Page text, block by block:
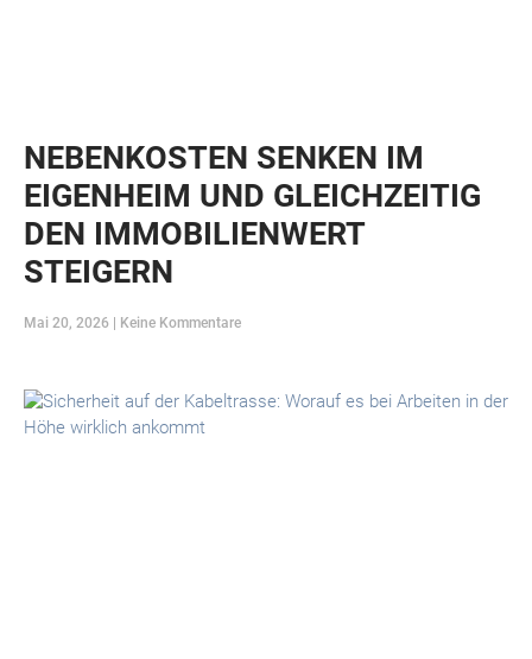
NEBENKOSTEN SENKEN IM
EIGENHEIM UND GLEICHZEITIG
DEN IMMOBILIENWERT
STEIGERN
Mai 20, 2026 Keine Kommentare